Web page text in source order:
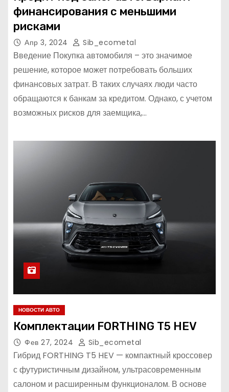
финансирования с меньшими
рисками
Апр 3, 2024 Sib_ecometal
Введение Покупка автомобиля – это значимое
решение, которое может потребовать больших
финансовых затрат. В таких случаях люди часто
обращаются к банкам за кредитом. Однако, с учетом
возможных рисков для заемщика,…
НОВОСТИ АВТО
Комплектации FORTHING T5 HEV
Фев 27, 2024 Sib_ecometal
Гибрид FORTHING T5 HEV — компактный кроссовер
с футуристичным дизайном, ультрасовременным
салоном и расширенным функционалом. В основе